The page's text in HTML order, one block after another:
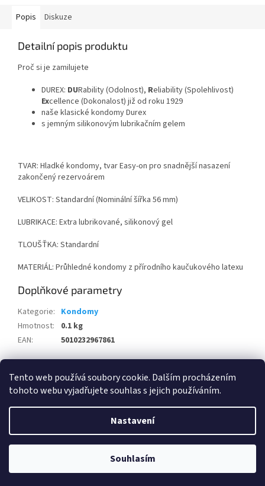
Tento web používá soubory cookie. Dalším procházením
tohoto webu vyjadřujete souhlas s jejich používáním.
Nastavení
Souhlasím
Objednávky přijaté ve všední den do 14:00 předáváme dopravci týž
Popis Diskuze
Detailní popis produktu
Proč si je zamilujete
DUREX: DURability (Odolnost), Reliability (Spolehlivost)
Excellence (Dokonalost) již od roku 1929
naše klasické kondomy Durex
s jemným silikonovým lubrikačním gelem
TVAR: Hladké kondomy, tvar Easy-on pro snadnější nasazení
zakončený rezervoárem
VELIKOST: Standardní (Nominální šířka 56 mm)
LUBRIKACE: Extra lubrikované, silikonový gel
TLOUŠŤKA: Standardní
MATERIÁL: Průhledné kondomy z přírodního kaučukového latexu
Doplňkové parametry
Kategorie: Kondomy
Hmotnost:
0.1 kg
EAN: 5010232967861
Najdete nás i na MALL.SK Najdete nás i na MALL.CZ
recommendRychlost doručení
recommendDobré ceny
Doprava a platba•Jak reklamovat zboží•Obchodní podmínky